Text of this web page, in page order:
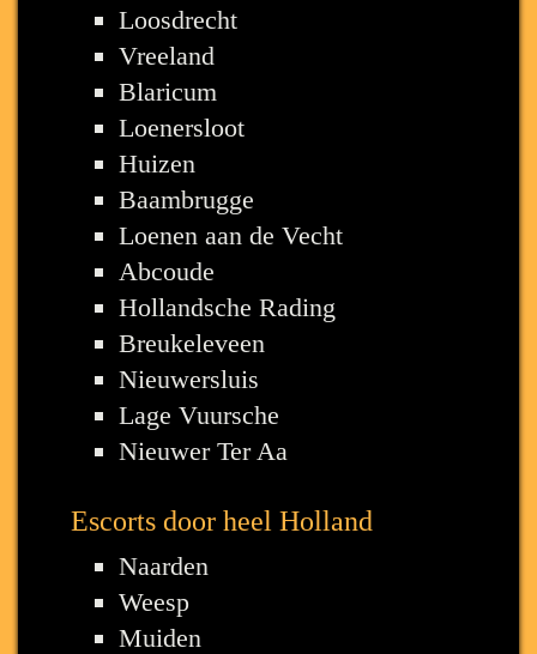
Loosdrecht
Vreeland
Blaricum
Loenersloot
Huizen
Baambrugge
Loenen aan de Vecht
Abcoude
Hollandsche Rading
Breukeleveen
Nieuwersluis
Lage Vuursche
Nieuwer Ter Aa
Escorts door heel Holland
Naarden
Weesp
Muiden